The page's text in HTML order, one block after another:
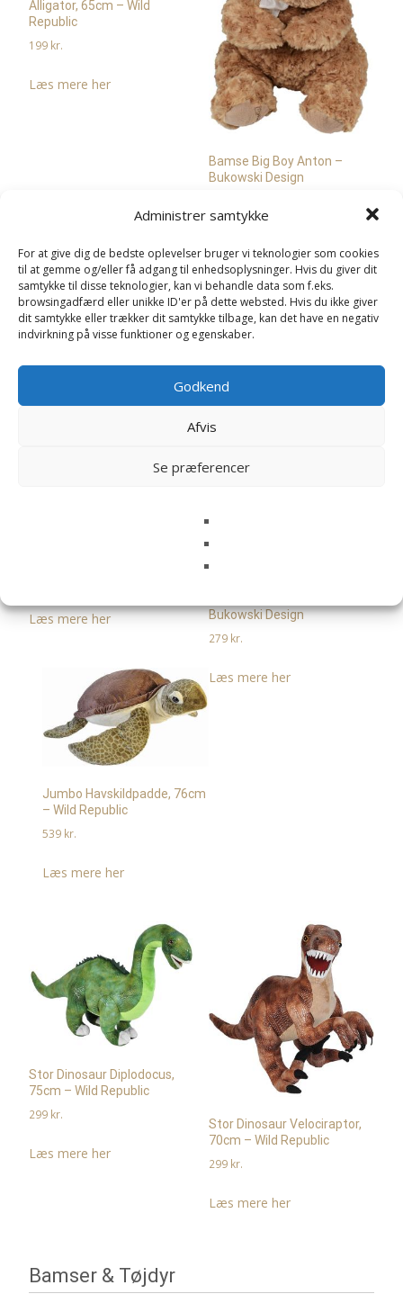
Administrer samtykke
For at give dig de bedste oplevelser bruger vi teknologier som cookies
til at gemme og/eller få adgang til enhedsoplysninger. Hvis du giver dit
samtykke til disse teknologier, kan vi behandle data som f.eks.
browsingadfærd eller unikke ID'er på dette websted. Hvis du ikke giver
dit samtykke eller trækker dit samtykke tilbage, kan det have en negativ
indvirkning på visse funktioner og egenskaber.
Godkend
Afvis
Se præferencer
Alligator, 65cm – Wild
Republic
199 kr.
Læs mere her
Bamse Big Boy Anton –
Bukowski Design
Læs mere her
Bukowski Design
279 kr.
Læs mere her
Jumbo Havskildpadde, 76cm
– Wild Republic
539 kr.
Læs mere her
Stor Dinosaur Diplodocus,
75cm – Wild Republic
299 kr.
Læs mere her
Stor Dinosaur Velociraptor,
70cm – Wild Republic
299 kr.
Læs mere her
Bamser & Tøjdyr